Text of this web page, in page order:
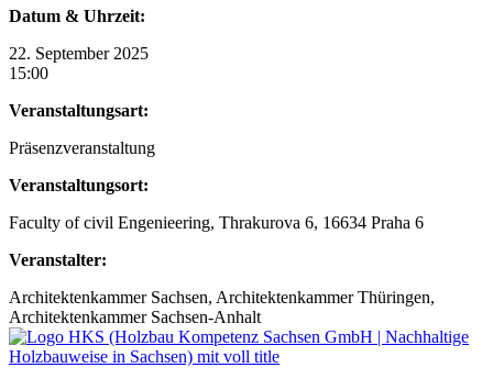
Datum & Uhrzeit:
22. September 2025
15:00
Veranstaltungsart:
Präsenzveranstaltung
Veranstaltungsort:
Faculty of civil Engenieering, Thrakurova 6, 16634 Praha 6
Veranstalter:
Architektenkammer Sachsen, Architektenkammer Thüringen,
Architektenkammer Sachsen-Anhalt